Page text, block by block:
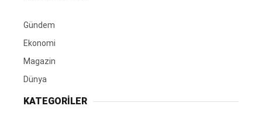
Gündem
Ekonomi
Magazin
Dünya
KATEGORİLER